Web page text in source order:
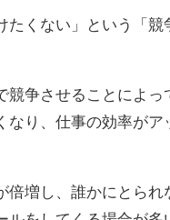
たくない」という「競
競争させることによっ
なり、仕事の効率がア
倍増し、誰かにとられ